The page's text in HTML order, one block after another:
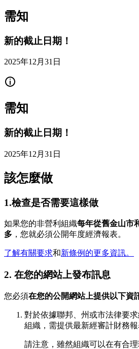
需知
新的截止日期！
2025年12月31日
需知
新的截止日期！
2025年12月31日
該怎麼做
1.檢查是否需要這樣做
如果您的非營利組織每年從舊金山市
多 ，您就必須公開年度經濟報表。
了解有關要求和新條例的更多資訊。
2. 在您的網站上發布訊息
您必須在您的公開網站上提供以下資
對於依據聯邦、州或市法律要
組織，需提供最新經審計財務報
請注意，雖然組織可以在有合